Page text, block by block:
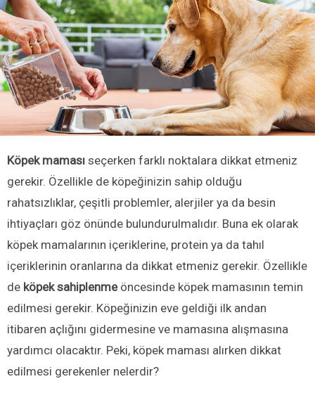
Köpek maması seçerken farklı noktalara dikkat etmeniz
gerekir. Özellikle de köpeğinizin sahip olduğu
rahatsızlıklar, çeşitli problemler, alerjiler ya da besin
ihtiyaçları göz önünde bulundurulmalıdır. Buna ek olarak
köpek mamalarının içeriklerine, protein ya da tahıl
içeriklerinin oranlarına da dikkat etmeniz gerekir. Özellikle
de köpek sahiplenmeöncesinde köpek mamasının temin
edilmesi gerekir. Köpeğinizin eve geldiği ilk andan
itibaren açlığını gidermesine ve mamasına alışmasına
yardımcı olacaktır. Peki, köpek maması alırken dikkat
edilmesi gerekenler nelerdir?